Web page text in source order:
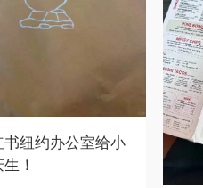
纽约办公室给小
！